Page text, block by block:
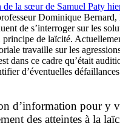
de la sœur de Samuel Paty
Dominique
de s’interroger sur les
principe de laïcité.
travaille sur les
dans ce cadre qu’était
d’éventuelles
d’information pour y
des atteintes à la